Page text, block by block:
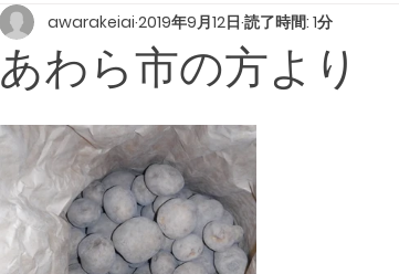
あわら市の方より
awarakeiai 2019年9月12日 読了時間: 1分